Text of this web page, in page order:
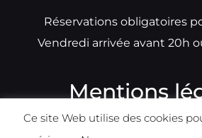
Réservations obligatoires
Vendredi arrivée avant 20h
Mentions
Ce site Web utilise des cookies